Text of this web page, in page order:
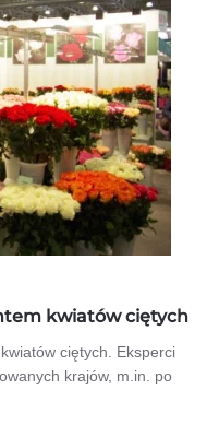
kwiatów ciętych
ciętych. Eksperci
krajów, m.in. po